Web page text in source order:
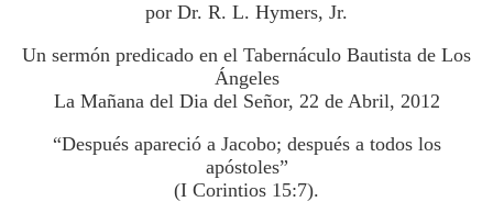
por Dr. R. L. Hymers, Jr.
Un sermón predicado en el Tabernáculo Bautista de Los
Ángeles
La Mañana del Dia del Señor, 22 de Abril, 2012
“Después apareció a Jacobo; después a todos los
apóstoles”
(I Corintios 15:7).